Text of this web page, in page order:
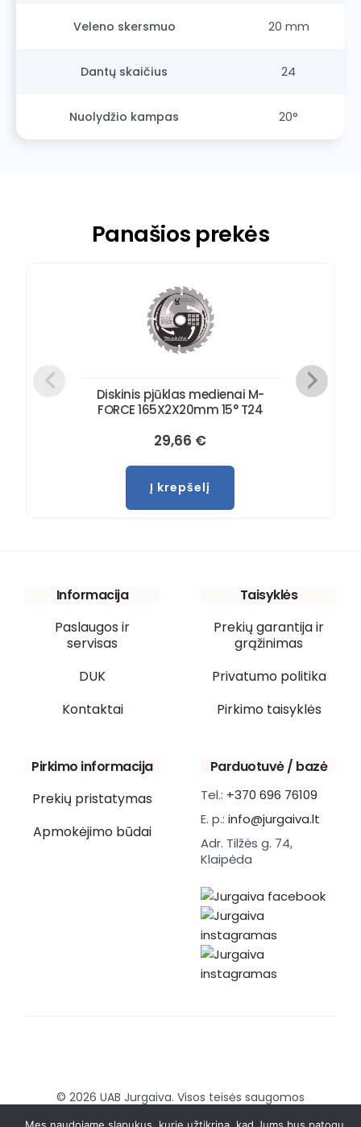
Veleno skersmuo 20 mm
Dantų skaičius 24
Nuolydžio kampas 20°
Panašios prekės
Diskinis pjūklas medienai M-
FORCE 165X2X20mm 15° T24
29,66 €
Į krepšelį
Informacija
Paslaugos ir
servisas
DUK
Kontaktai
Taisyklės
Prekių garantija ir
grąžinimas
Privatumo politika
Pirkimo taisyklės
Pirkimo informacija
Prekių pristatymas
Apmokėjimo būdai
Parduotuvė / bazė
Tel.: +370 696 76109
E. p.: info@jurgaiva.lt
Adr. Tilžės g. 74,
Klaipėda
© 2026 UAB Jurgaiva. Visos teisės saugomos
Sukurta:Brandmedia agency